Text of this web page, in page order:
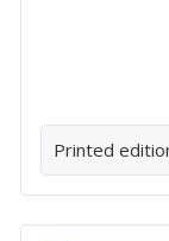
Printed